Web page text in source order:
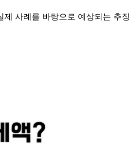
사례를 바탕으로 예상되는 추징